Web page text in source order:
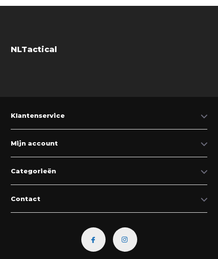
NLTactical
Klantenservice
Mijn account
Categorieën
Contact